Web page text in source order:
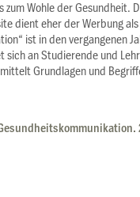
Wohle der Gesundheit.
dient eher der Werbung
ist in den vergangenen
an Studierende und
Grundlagen und